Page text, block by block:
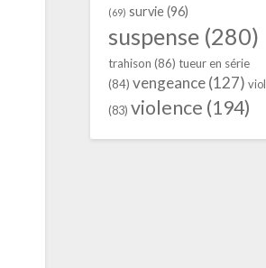
(69) survie(96)
suspense(280)
trahison (86) tueur en série
(84) vengeance(127) viol
(83) violence (194)